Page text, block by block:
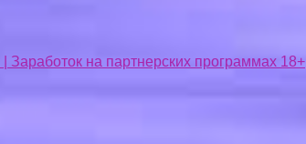
| Заработок на партнерских программах 18+